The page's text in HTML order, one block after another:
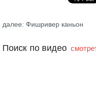
далее: Фишривер каньон
Поиск по видео